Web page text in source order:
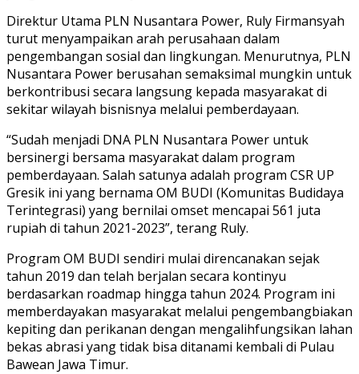
Direktur Utama PLN Nusantara Power, Ruly Firmansyah
turut menyampaikan arah perusahaan dalam
pengembangan sosial dan lingkungan. Menurutnya, PLN
Nusantara Power berusahan semaksimal mungkin untuk
berkontribusi secara langsung kepada masyarakat di
sekitar wilayah bisnisnya melalui pemberdayaan.
“Sudah menjadi DNA PLN Nusantara Power untuk
bersinergi bersama masyarakat dalam program
pemberdayaan. Salah satunya adalah program CSR UP
Gresik ini yang bernama OM BUDI (Komunitas Budidaya
Terintegrasi) yang bernilai omset mencapai 561 juta
rupiah di tahun 2021-2023”, terang Ruly.
Program OM BUDI sendiri mulai direncanakan sejak
tahun 2019 dan telah berjalan secara kontinyu
berdasarkan roadmap hingga tahun 2024. Program ini
memberdayakan masyarakat melalui pengembangbiakan
kepiting dan perikanan dengan mengalihfungsikan lahan
bekas abrasi yang tidak bisa ditanami kembali di Pulau
Bawean Jawa Timur.